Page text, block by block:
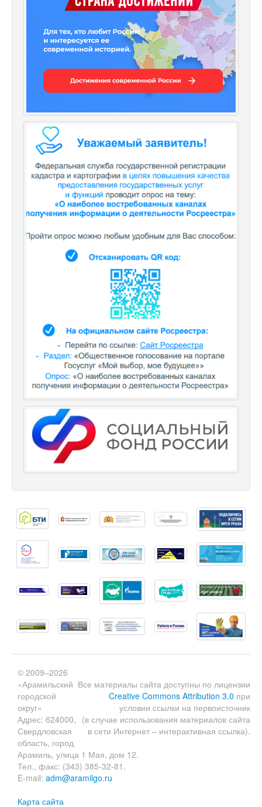
Все материалы сайта доступны по лицензии
Creative Commons Attribution 3.0 при
условии ссылки на первоисточник
(в случае использования материалов сайта
в сети Интернет – интерактивная ссылка).
© 2009–2026
«Арамильский
городской
округ»
Адрес: 624000,
Свердловская
область, город
Арамиль, улица 1 Мая, дом 12.
Тел., факс: (343) 385-32-81.
E-mail: adm@aramilgo.ru
Карта сайта